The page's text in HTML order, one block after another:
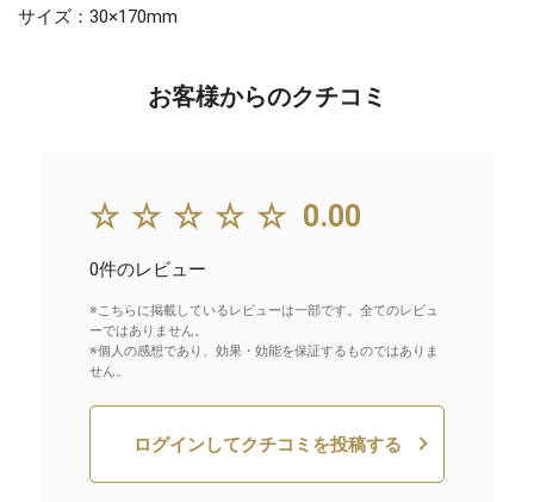
サイズ：30×170mm
お客様からのクチコミ
☆☆☆☆☆ 0.00
0件のレビュー
※こちらに掲載しているレビューは一部です。全てのレビュ
ーではありません。
※個人の感想であり、効果・効能を保証するものではありま
せん。
ログインしてクチコミを投稿する